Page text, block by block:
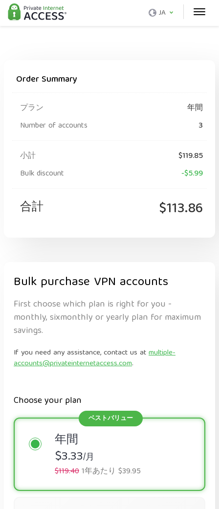
JA
Order Summary
プラン
年間
Number of accounts
3
小計
$119.85
Bulk discount
-$5.99
合計 $113.86
Bulk purchase VPN accounts
First choose which plan is right for you -
monthly, sixmonthly or yearly plan for maximum
savings.
If you need any assistance, contact us atmultiple-
accounts@privateinternetaccess.com.
Choose your plan
年間
$3.33/月
$119.401年あたり $39.95